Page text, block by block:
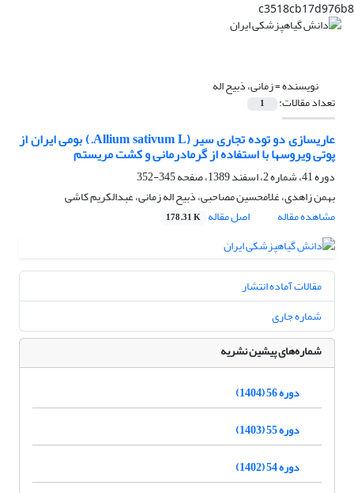
c3518cb17d976b8
نویسنده =زمانی، ذبیح اله
تعداد مقالات: 1
عاری‎سازی دو توده تجاری سیر (Allium sativum L.) بومی ایران از
پوتی ویروس‎ها با استفاده از گرمادرمانی و کشت مریستم
دوره 41، شماره 2، اسفند 1389، صفحه
345-352
بهمن زاهدی، غلامحسین مصاحبی، ذبیح اله زمانی، عبدالکریم کاشی
مشاهده مقاله
اصل مقاله 178.31 K
مقالات آماده انتشار
شماره جاری
شماره‌های پیشین نشریه
دوره 56 (1404)
دوره 55 (1403)
دوره 54 (1402)